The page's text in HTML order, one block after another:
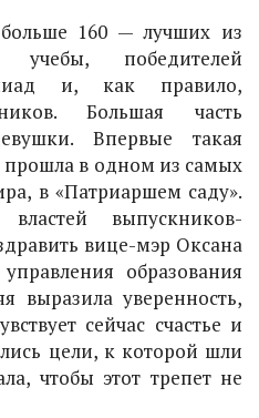
160 — лучших из
учебы, победителей
и, как правило,
Большая часть
Впервые такая
прошла в одном из самых
в «Патриаршем саду».
выпускников-
вице-мэр Оксана
образования
выразила уверенность,
сейчас счастье и
цели, к которой шли
чтобы этот трепет не